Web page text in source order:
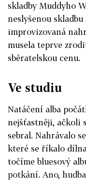
skladby Muddyho
neslyšenou skladbu
improvizovaná
musela teprve
sběratelskou cenu.
Ve studiu
Natáčení alba
nejšťastněji, ačkoli
sebral. Nahrávalo
které se říkalo
točíme bluesový
potkání. Ano,